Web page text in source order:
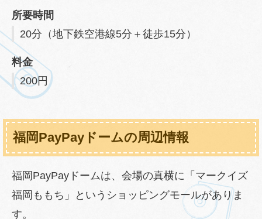
所要時間
20分（地下鉄空港線5分＋徒歩15分）
料金
200円
福岡PayPayドームの周辺情報
福岡PayPayドームは、会場の真横に「マークイズ
福岡ももち」というショッピングモールがありま
す。